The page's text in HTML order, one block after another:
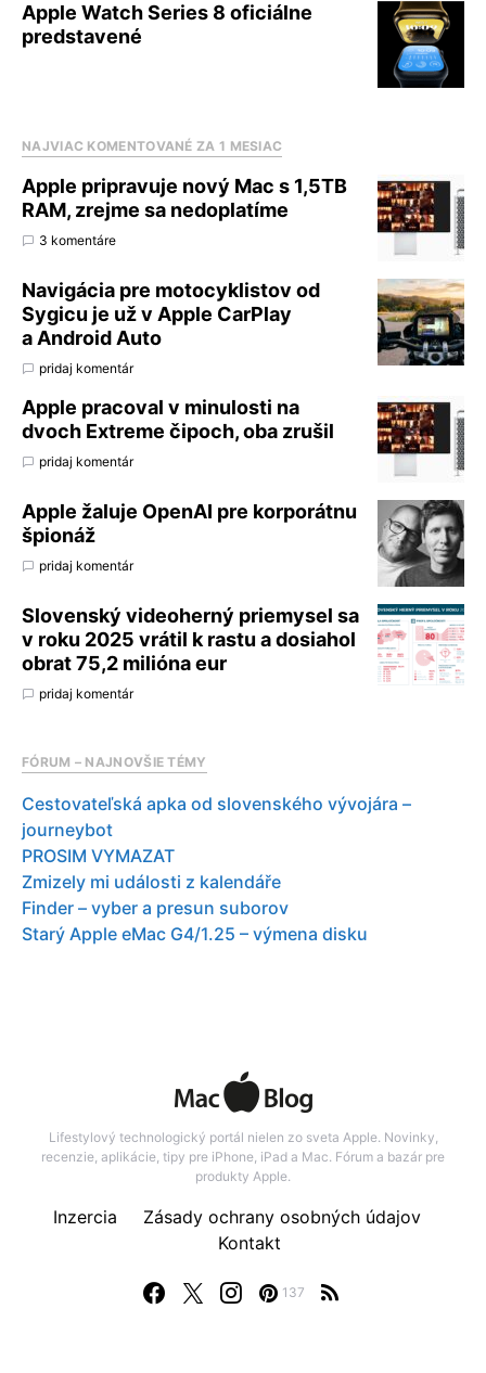
Apple Watch Series 8 oficiálne
predstavené
NAJVIAC KOMENTOVANÉ ZA 1 MESIAC
Apple pripravuje nový Mac s 1,5TB
RAM, zrejme sa nedoplatíme
3 komentáre
Navigácia pre motocyklistov od
Sygicu je už v Apple CarPlay
a Android Auto
pridaj komentár
Apple pracoval v minulosti na
dvoch Extreme čipoch, oba zrušil
pridaj komentár
Apple žaluje OpenAI pre korporátnu
špionáž
pridaj komentár
Slovenský videoherný priemysel sa
v roku 2025 vrátil k rastu a dosiahol
obrat 75,2 milióna eur
pridaj komentár
FÓRUM – NAJNOVŠIE TÉMY
Cestovateľská apka od slovenského vývojára –
journeybot
PROSIM VYMAZAT
Zmizely mi události z kalendáře
Finder – vyber a presun suborov
Starý Apple eMac G4/1.25 – výmena disku
Lifestylový technologický portál nielen zo sveta Apple. Novinky,
recenzie, aplikácie, tipy pre iPhone, iPad a Mac. Fórum a bazár pre
produkty Apple.
137
Inzercia
Zásady ochrany osobných údajov
Kontakt